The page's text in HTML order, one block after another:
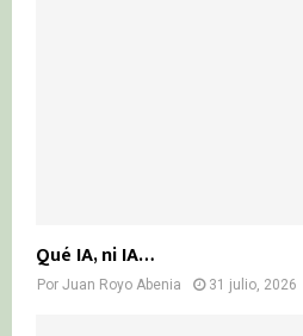
Qué IA, ni IA…
Por Juan Royo Abenia 31 julio, 2026